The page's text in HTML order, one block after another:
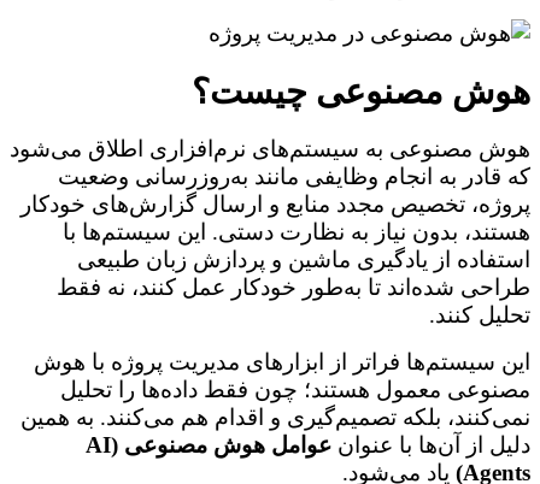
هوش مصنوعی چیست؟
هوش مصنوعی به سیستم‌های نرم‌افزاری اطلاق می‌شود
که قادر به انجام وظایفی مانند به‌روزرسانی وضعیت
پروژه، تخصیص مجدد منابع و ارسال گزارش‌های خودکار
هستند، بدون نیاز به نظارت دستی. این سیستم‌ها با
استفاده از یادگیری ماشین و پردازش زبان طبیعی
طراحی شده‌اند تا به‌طور خودکار عمل کنند، نه فقط
تحلیل کنند.
این سیستم‌ها فراتر از ابزارهای مدیریت پروژه با هوش
مصنوعی معمول هستند؛ چون فقط داده‌ها را تحلیل
نمی‌کنند، بلکه تصمیم‌گیری و اقدام هم می‌کنند. به همین
دلیل از آن‌ها با عنوان
عوامل هوش مصنوعی (AI
Agents) یاد می‌شود.